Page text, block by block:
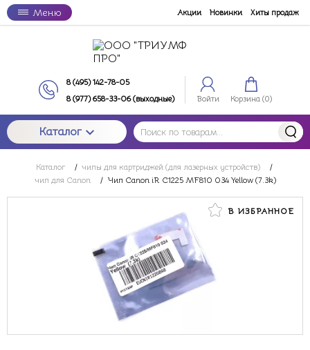
Меню Акции Новинки Хиты продаж
8 (495) 142-78-05
8 (977) 658-33-06 (выходные)
Войти Корзина (0)
Каталог
Каталог / чипы для картриджей (для лазерных устройств)
/
чип для Canon
/ Чип Canon iR C1225 MF810 034 Yellow (7.3k)
В ИЗБРАННОЕ